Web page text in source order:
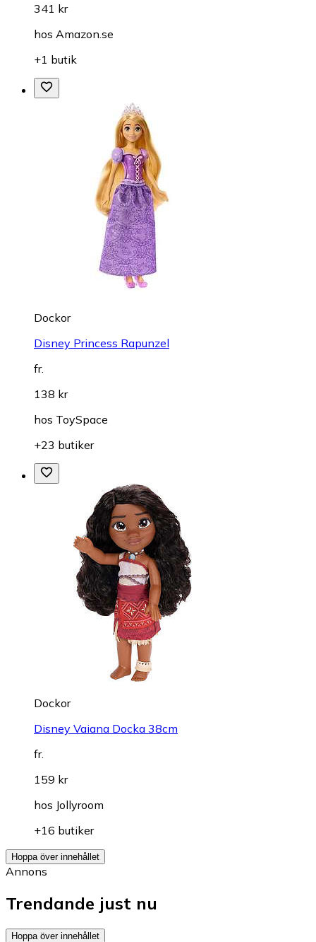
341 kr
hos Amazon.se
+1 butik
Dockor
Disney Princess Rapunzel
fr.
138 kr
hos ToySpace
+23 butiker
Dockor
Disney Vaiana Docka 38cm
fr.
159 kr
hos Jollyroom
+16 butiker
Hoppa över innehållet
Annons
Trendande just nu
Hoppa över innehållet